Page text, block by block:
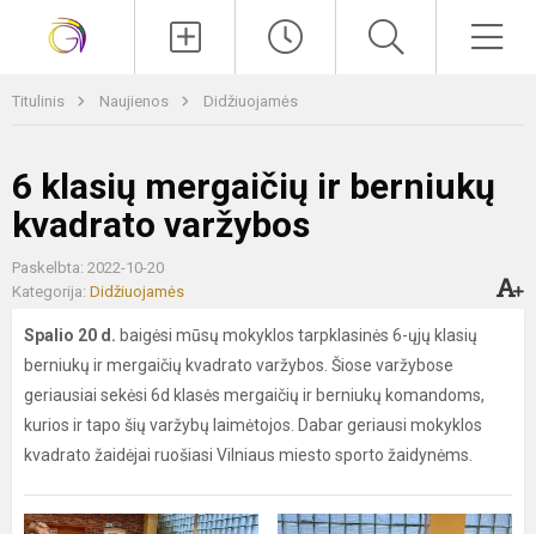
Titulinis Naujienos Didžiuojamės
6 klasių mergaičių ir berniukų
kvadrato varžybos
Paskelbta: 2022-10-20
Kategorija: Didžiuojamės
Spalio 20 d. baigėsi mūsų mokyklos tarpklasinės 6-ųjų klasių
berniukų ir mergaičių kvadrato varžybos. Šiose varžybose
geriausiai sekėsi 6d klasės mergaičių ir berniukų komandoms,
kurios ir tapo šių varžybų laimėtojos. Dabar geriausi mokyklos
kvadrato žaidėjai ruošiasi Vilniaus miesto sporto žaidynėms.